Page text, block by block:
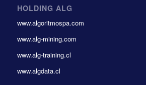
HOLDING ALG
www.algoritmospa.com
www.alg-mining.com
www.alg-training.cl
www.algdata.cl